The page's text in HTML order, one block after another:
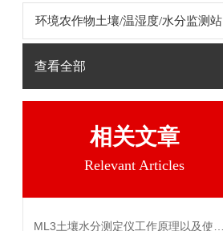
环境农作物土壤/温湿度/水分监测站
查看全部
相关文章
Relevant Articles